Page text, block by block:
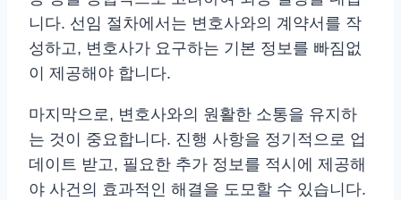
니다. 선임 절차에서는 변호사와의 계약서를 작
성하고, 변호사가 요구하는 기본 정보를 빠짐없
이 제공해야 합니다.
마지막으로, 변호사와의 원활한 소통을 유지하
는 것이 중요합니다. 진행 사항을 정기적으로 업
데이트 받고, 필요한 추가 정보를 적시에 제공해
야 사건의 효과적인 해결을 도모할 수 있습니다.